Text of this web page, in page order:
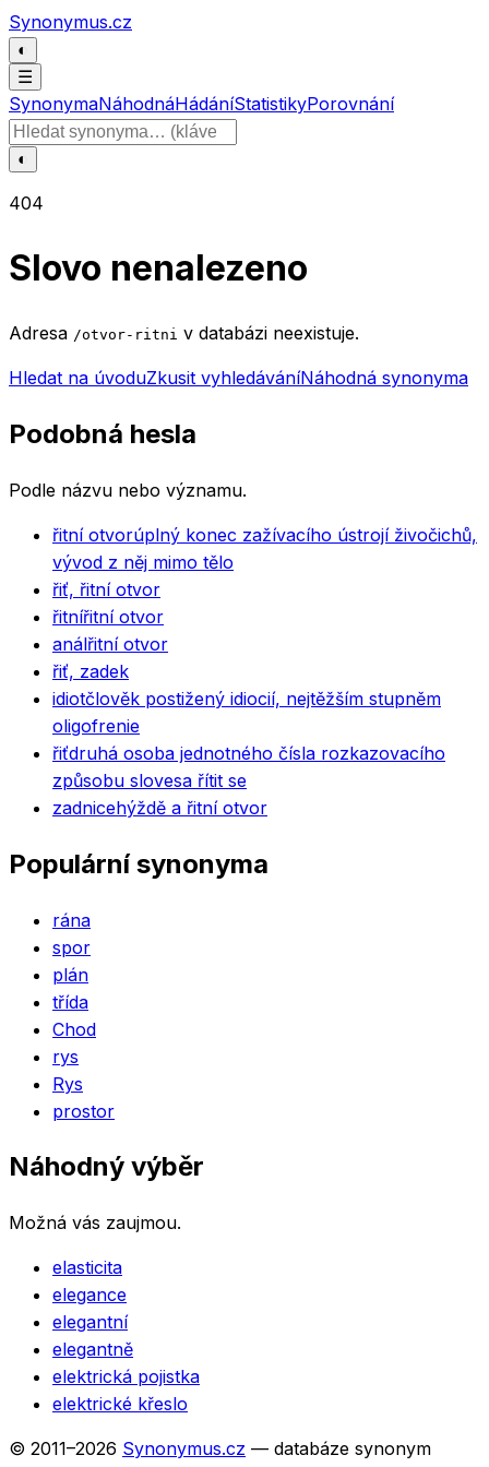
Přeskočit na obsah
Synonymus.cz
◐
☰
SynonymaNáhodnáHádáníStatistikyPorovnání
Hledat slovo
◐
404
Slovo nenalezeno
Adresa /otvor-ritni v databázi neexistuje.
Hledat na úvoduZkusit vyhledáváníNáhodná synonyma
Podobná hesla
Podle názvu nebo významu.
řitní otvorúplný konec zažívacího ústrojí živočichů,
vývod z něj mimo tělo
řiť, řitní otvor
řitnířitní otvor
análřitní otvor
řiť, zadek
idiotčlověk postižený idiocií, nejtěžším stupněm
oligofrenie
řiťdruhá osoba jednotného čísla rozkazovacího
způsobu slovesa řítit se
zadnicehýždě a řitní otvor
Populární synonyma
rána
spor
plán
třída
Chod
rys
Rys
prostor
Náhodný výběr
Možná vás zaujmou.
elasticita
elegance
elegantní
elegantně
elektrická pojistka
elektrické křeslo
© 2011–2026 Synonymus.cz — databáze synonym